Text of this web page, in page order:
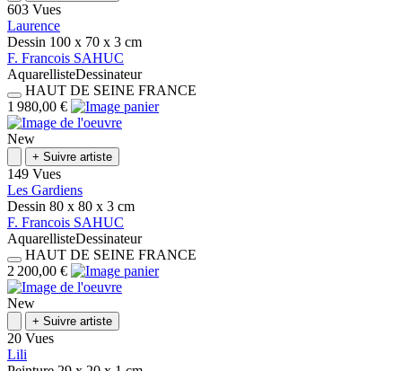
603 Vues
Laurence
Dessin 100 x 70 x 3 cm
F. Francois SAHUC
AquarellisteDessinateur
HAUT DE SEINE FRANCE
1 980,00 €
New
+ Suivre artiste
149 Vues
Les Gardiens
Dessin 80 x 80 x 3 cm
F. Francois SAHUC
AquarellisteDessinateur
HAUT DE SEINE FRANCE
2 200,00 €
New
+ Suivre artiste
20 Vues
Lili